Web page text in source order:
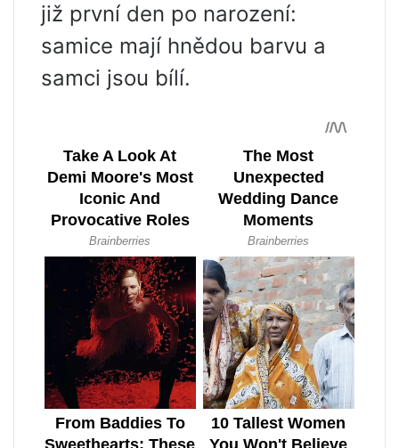
již první den po narození:
samice mají hnědou barvu a
samci jsou bílí.